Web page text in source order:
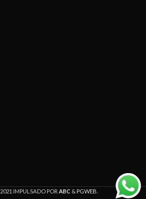
2021 IMPULSADO POR ABC &PGWEB